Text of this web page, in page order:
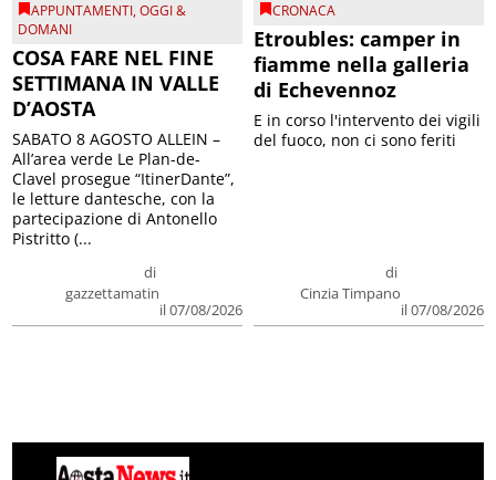
APPUNTAMENTI,OGGI &
DOMANI
COSA FARE NEL FINE
SETTIMANA IN VALLE
D’AOSTA
di
gazzettamatin
il 07/08/2026
SABATO 8 AGOSTO ALLEIN –
All’area verde Le Plan-de-
Clavel prosegue “ItinerDante”,
le letture dantesche, con la
partecipazione di Antonello
Pistritto (...
CRONACA
Etroubles: camper in
fiamme nella galleria
di Echevennoz
di
Cinzia Timpano
il 07/08/2026
E in corso l'intervento dei vigili
del fuoco, non ci sono feriti